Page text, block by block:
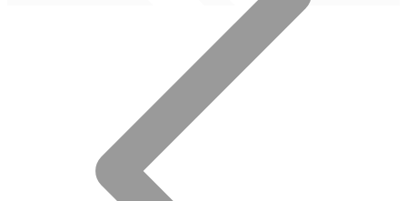
Καταστήματα Πώλησης
Ηλεκτροσυγκόλληση